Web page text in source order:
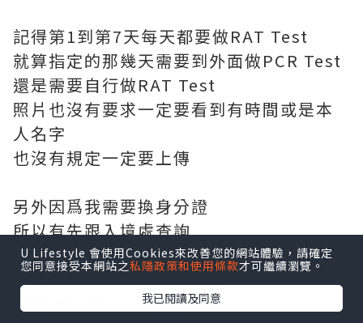
記得第1到第7天每天都要做RAT Test
就算指定的那幾天需要到外面做PCR Test
還是需要自行做RAT Test
照片也沒有要求一定要看到有時間或是本
人名字
也沒有規定一定要上傳
另外因爲我需要換身分證
所以有先跟入境處查詢
黃碼是可以進去的
不過如果需要去其他政府部門
還是聯絡政府部門查詢比較好
U Lifestyle 會使用Cookies來改善您的網站體驗，請確定
您同意接受本網站之私隱政策和使用條款才可繼續瀏覽。
我已閱讀及同意